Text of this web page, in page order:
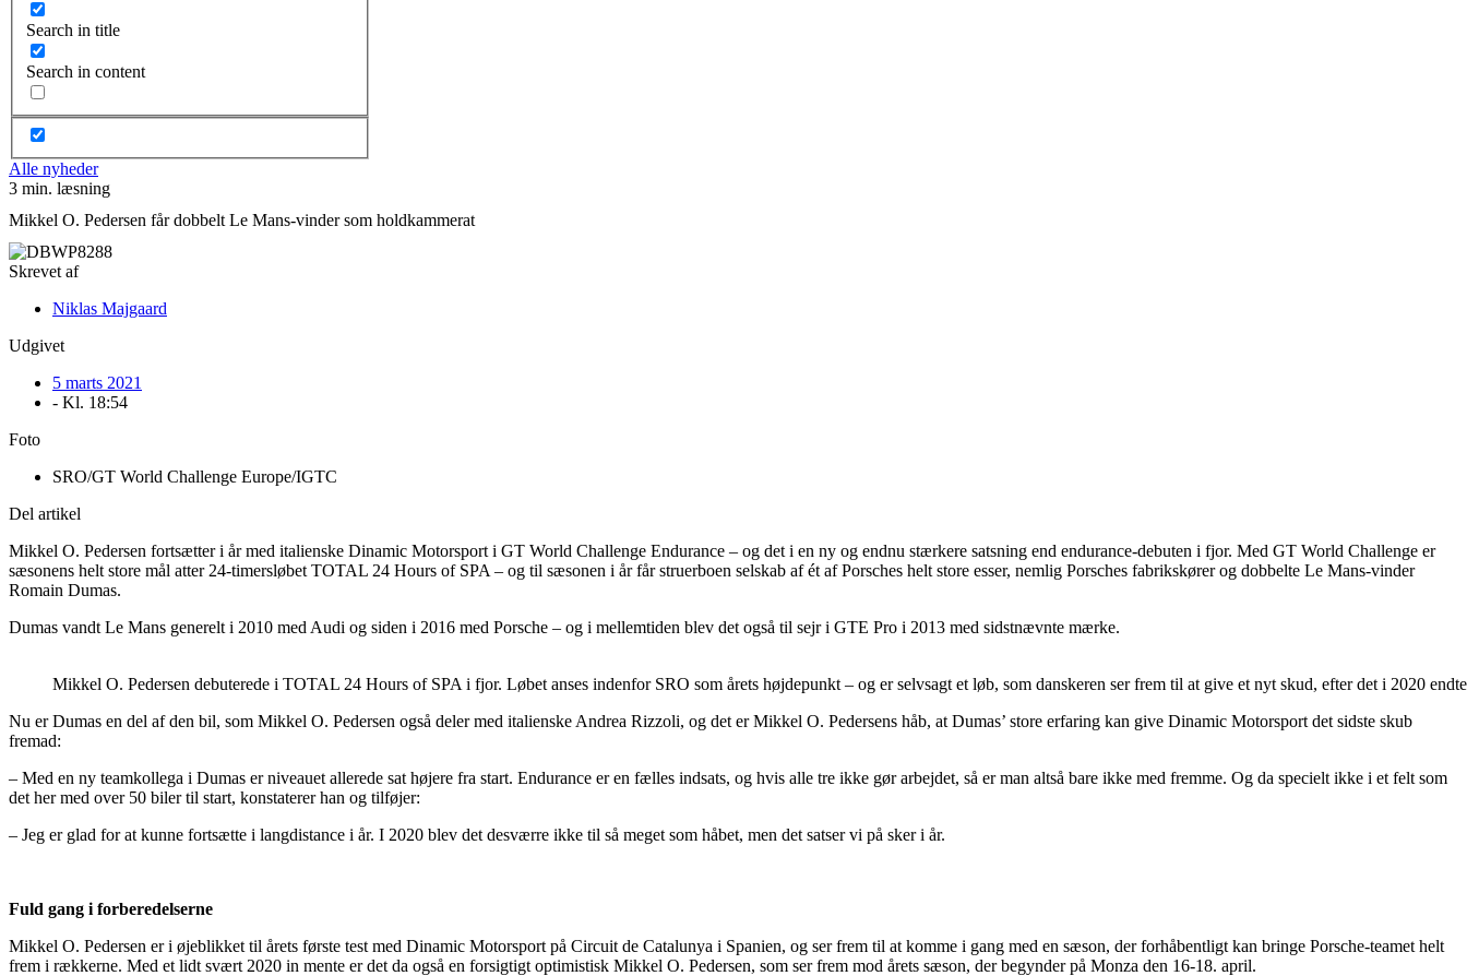
Search in title
Search in content
Alle nyheder
3 min. læsning
Mikkel O. Pedersen får dobbelt Le Mans-vinder som holdkammerat
Skrevet af
Niklas Majgaard
Udgivet
5 marts 2021
- Kl. 18:54
Foto
SRO/GT World Challenge Europe/IGTC
Del artikel
Mikkel O. Pedersen fortsætter i år med italienske Dinamic Motorsport i GT World Challenge Endurance – og det i en ny og endnu stærkere satsning end endurance-debuten i fjor. Med GT World Challenge er
sæsonens helt store mål atter 24-timersløbet TOTAL 24 Hours of SPA – og til sæsonen i år får struerboen selskab af ét af Porsches helt store esser, nemlig Porsches fabrikskører og dobbelte Le Mans-vinder
Romain Dumas.
Dumas vandt Le Mans generelt i 2010 med Audi og siden i 2016 med Porsche – og i mellemtiden blev det også til sejr i GTE Pro i 2013 med sidstnævnte mærke.
Mikkel O. Pedersen debuterede i TOTAL 24 Hours of SPA i fjor. Løbet anses indenfor SRO som årets højdepunkt – og er selvsagt et løb, som danskeren ser frem til at give et nyt skud, efter det i 2020
Nu er Dumas en del af den bil, som Mikkel O. Pedersen også deler med italienske Andrea Rizzoli, og det er Mikkel O. Pedersens håb, at Dumas’ store erfaring kan give Dinamic Motorsport det sidste skub
fremad:
– Med en ny teamkollega i Dumas er niveauet allerede sat højere fra start. Endurance er en fælles indsats, og hvis alle tre ikke gør arbejdet, så er man altså bare ikke med fremme. Og da specielt ikke i et felt som
det her med over 50 biler til start, konstaterer han og tilføjer:
– Jeg er glad for at kunne fortsætte i langdistance i år. I 2020 blev det desværre ikke til så meget som håbet, men det satser vi på sker i år.
Fuld gang i forberedelserne
Mikkel O. Pedersen er i øjeblikket til årets første test med Dinamic Motorsport på Circuit de Catalunya i Spanien, og ser frem til at komme i gang med en sæson, der forhåbentligt kan bringe Porsche-teamet helt
frem i rækkerne. Med et lidt svært 2020 in mente er det da også en forsigtigt optimistisk Mikkel O. Pedersen, som ser frem mod årets sæson, der begynder på Monza den 16-18. april.